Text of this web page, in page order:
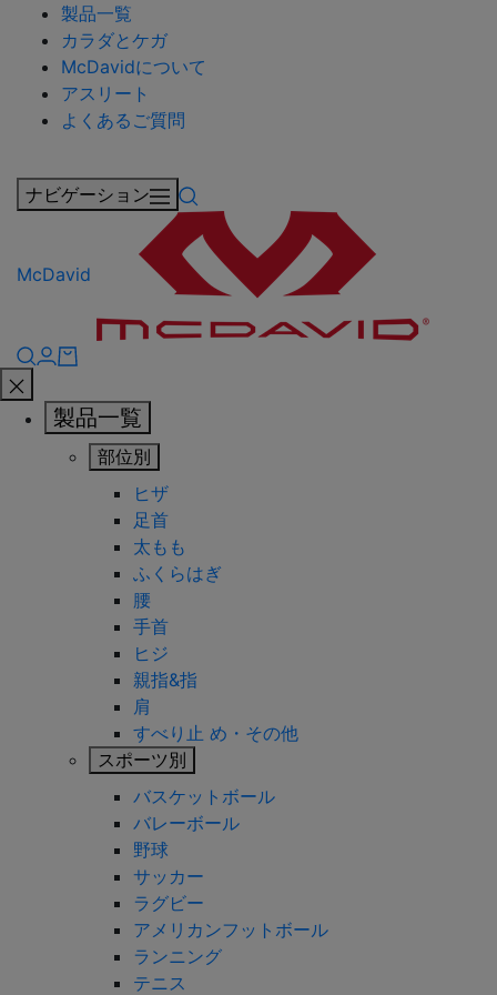
製品一覧
カラダとケガ
McDavidについて
アスリート
よくあるご質問
ナビゲーション
McDavid
製品一覧
部位別
ヒザ
足首
太もも
ふくらはぎ
腰
手首
ヒジ
親指&指
肩
すべり止 め・その他
スポーツ別
バスケットボール
バレーボール
野球
サッカー
ラグビー
アメリカンフットボール
ランニング
テニス